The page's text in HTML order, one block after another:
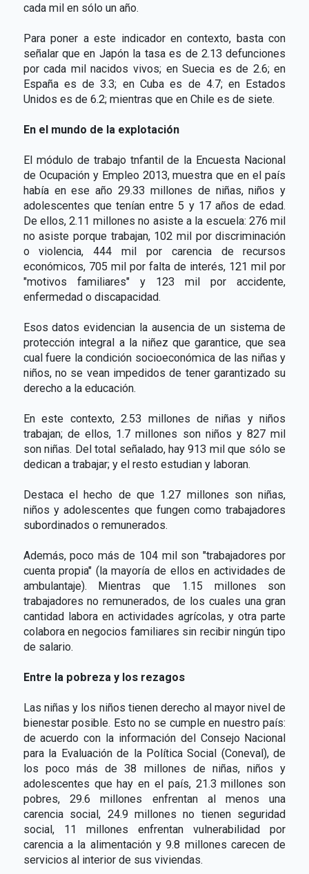
cada mil en sólo un año.
Para poner a este indicador en contexto, basta con
señalar que en Japón la tasa es de 2.13 defunciones
por cada mil nacidos vivos; en Suecia es de 2.6; en
España es de 3.3; en Cuba es de 4.7; en Estados
Unidos es de 6.2; mientras que en Chile es de siete.
En el mundo de la explotación
El módulo de trabajo tnfantil de la Encuesta Nacional
de Ocupación y Empleo 2013, muestra que en el país
había en ese año 29.33 millones de niñas, niños y
adolescentes que tenían entre 5 y 17 años de edad.
De ellos, 2.11 millones no asiste a la escuela: 276 mil
no asiste porque trabajan, 102 mil por discriminación
o violencia, 444 mil por carencia de recursos
económicos, 705 mil por falta de interés, 121 mil por
"motivos familiares" y 123 mil por accidente,
enfermedad o discapacidad.
Esos datos evidencian la ausencia de un sistema de
protección integral a la niñez que garantice, que sea
cual fuere la condición socioeconómica de las niñas y
niños, no se vean impedidos de tener garantizado su
derecho a la educación.
En este contexto, 2.53 millones de niñas y niños
trabajan; de ellos, 1.7 millones son niños y 827 mil
son niñas. Del total señalado, hay 913 mil que sólo se
dedican a trabajar; y el resto estudian y laboran.
Destaca el hecho de que 1.27 millones son niñas,
niños y adolescentes que fungen como trabajadores
subordinados o remunerados.
Además, poco más de 104 mil son "trabajadores por
cuenta propia" (la mayoría de ellos en actividades de
ambulantaje). Mientras que 1.15 millones son
trabajadores no remunerados, de los cuales una gran
cantidad labora en actividades agrícolas, y otra parte
colabora en negocios familiares sin recibir ningún tipo
de salario.
Entre la pobreza y los rezagos
Las niñas y los niños tienen derecho al mayor nivel de
bienestar posible. Esto no se cumple en nuestro país:
de acuerdo con la información del Consejo Nacional
para la Evaluación de la Política Social (Coneval), de
los poco más de 38 millones de niñas, niños y
adolescentes que hay en el país, 21.3 millones son
pobres, 29.6 millones enfrentan al menos una
carencia social, 24.9 millones no tienen seguridad
social, 11 millones enfrentan vulnerabilidad por
carencia a la alimentación y 9.8 millones carecen de
servicios al interior de sus viviendas.